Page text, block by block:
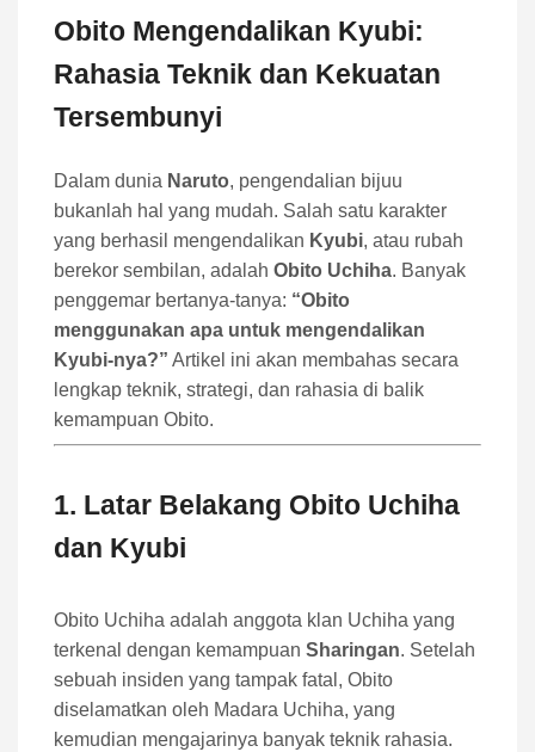
Obito Mengendalikan Kyubi:
Rahasia Teknik dan Kekuatan
Tersembunyi
Dalam dunia Naruto, pengendalian bijuu
bukanlah hal yang mudah. Salah satu karakter
yang berhasil mengendalikan Kyubi, atau rubah
berekor sembilan, adalah Obito Uchiha. Banyak
penggemar bertanya-tanya: “Obito
menggunakan apa untuk mengendalikan
Kyubi-nya?” Artikel ini akan membahas secara
lengkap teknik, strategi, dan rahasia di balik
kemampuan Obito.
1. Latar Belakang Obito Uchiha
dan Kyubi
Obito Uchiha adalah anggota klan Uchiha yang
terkenal dengan kemampuan Sharingan. Setelah
sebuah insiden yang tampak fatal, Obito
diselamatkan oleh Madara Uchiha, yang
kemudian mengajarinya banyak teknik rahasia.